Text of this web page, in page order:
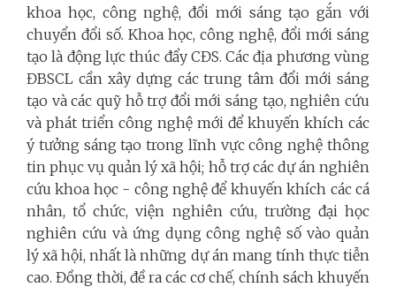
khoa học, công nghệ, đổi mới sáng tạo gắn với
chuyển đổi số. Khoa học, công nghệ, đổi mới sáng
tạo là động lực thúc đẩy CĐS. Các địa phương vùng
ĐBSCL cần xây dựng các trung tâm đổi mới sáng
tạo và các quỹ hỗ trợ đổi mới sáng tạo, nghiên cứu
và phát triển công nghệ mới để khuyến khích các
ý tưởng sáng tạo trong lĩnh vực công nghệ thông
tin phục vụ quản lý xã hội; hỗ trợ các dự án nghiên
cứu khoa học - công nghệ để khuyến khích các cá
nhân, tổ chức, viện nghiên cứu, trường đại học
nghiên cứu và ứng dụng công nghệ số vào quản
lý xã hội, nhất là những dự án mang tính thực tiễn
cao. Đồng thời, đề ra các cơ chế, chính sách khuyến